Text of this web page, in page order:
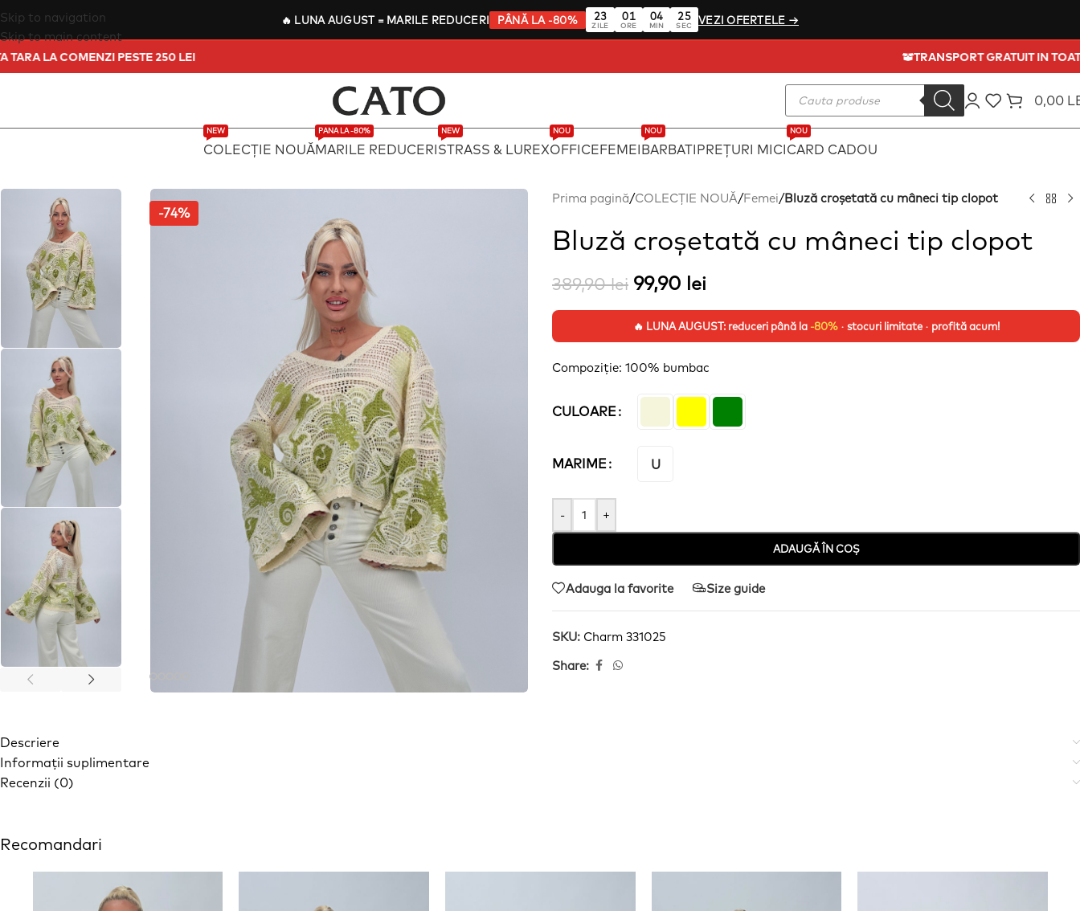
🔥 LUNA AUGUST= MARILE REDUCERI PÂNĂ LA -80% 23
ZILE
01
ORE
04
MIN
24
SEC VEZI OFERTELE →
Skip to navigation
Skip to main content
IN TOATA TARA LA COMENZI PESTE 250 LEI TRANSPORT
0,00
COLECȚIE NOUĂ
NEW
MARILE REDUCERI
PANA LA -80%
STRASS & LUREX
NEW
OFFICE
NOU
FEMEIBARBATI
NOU
PREȚURI MICICARD CADOU
NOU
-74%
Prima pagină/COLECȚIE NOUĂ/Femei/Bluză croșetată cu mâneci tip clopot
Bluză croșetată cu mâneci tip clopot
389,90lei 99,90 lei
🔥 LUNA AUGUST: reduceri până la -80%· stocuri limitate · profită acum!
Compoziție: 100% bumbac
CULOARE
MARIME U
- +
ADAUGĂ ÎN COȘ
Adauga la favorite Size guide
SKU: Charm 331025
Share:
Descriere
Informații suplimentare
Recenzii (0)
Recomandari